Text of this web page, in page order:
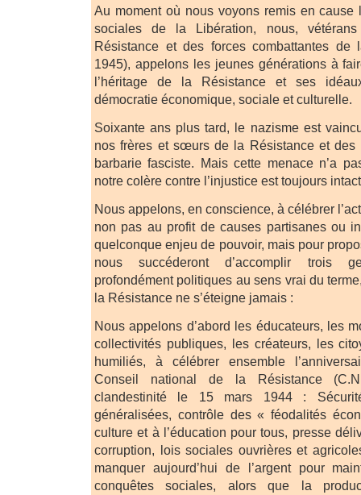
Au moment où nous voyons remis en cause
sociales de la Libération, nous,
Résistance et des forces combattantes de
1945), appelons les jeunes générations à
l’héritage de la Résistance et ses
démocratie économique, sociale et culturelle.
Soixante ans plus tard, le nazisme est
nos frères et sœurs de la Résistance et des
barbarie fasciste. Mais cette menace n’a
notre colère contre l’injustice est toujours
Nous appelons, en conscience, à célébrer
non pas au profit de causes partisanes ou
quelconque enjeu de pouvoir, mais pour
nous succéderont d’accomplir trois
profondément politiques au sens vrai du
la Résistance ne s’éteigne jamais :
Nous appelons d’abord les éducateurs, les
collectivités publiques, les créateurs, les
humiliés, à célébrer ensemble
Conseil national de la Résistance
clandestinité le 15 mars 1944 :
généralisées, contrôle des « féodalités
culture et à l’éducation pour tous, presse
corruption, lois sociales ouvrières et
manquer aujourd’hui de l’argent pour
conquêtes sociales, alors que la